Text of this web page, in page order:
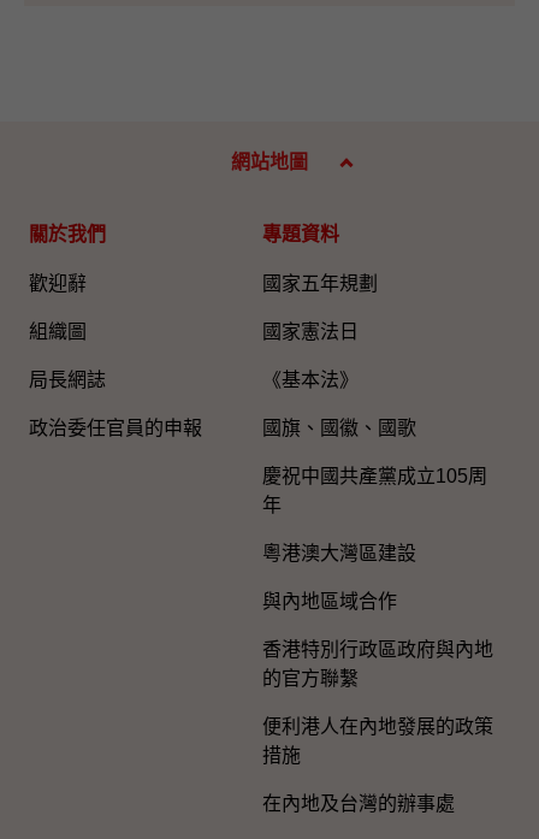
網站地圖
關於我們
歡迎辭
組織圖​
局長網誌
政治委任官員的申報
專題資料
國家五年規劃
國家憲法日
《基本法》
國旗、國徽、國歌
慶祝中國共產黨成立105周
年
粵港澳大灣區建設
與內地區域合作
香港特別行政區政府與內地
的官方聯繫
便利港人在內地發展的政策
措施
在內地及台灣的辦事處